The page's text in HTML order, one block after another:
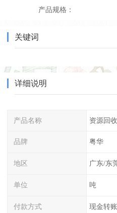
产品规格：
关键词
详细说明
产品名称 资源回收
品牌 粤华
地区 广东/东
单位 吨
付款方式 现金转账